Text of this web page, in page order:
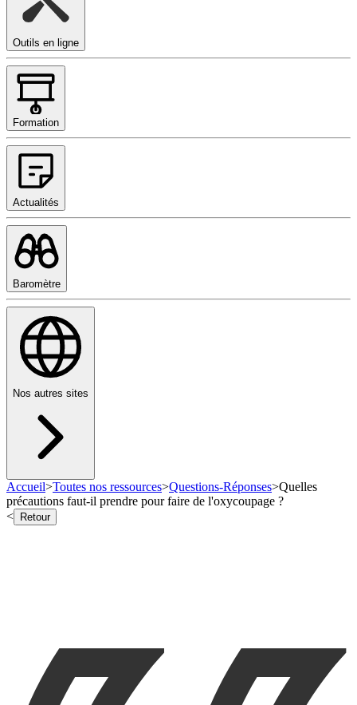
Outils en ligne
Formation
Actualités
Baromètre
Nos autres sites
Accueil>Toutes nos ressources>Questions-Réponses>Quelles
précautions faut-il prendre pour faire de l'oxycoupage ?
<
Retour